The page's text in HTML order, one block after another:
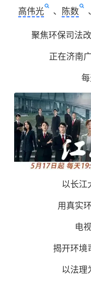
高伟光 、 陈数
聚焦环保司法
正在济南
每
以长江
用真实
电
揭开环境
以法理